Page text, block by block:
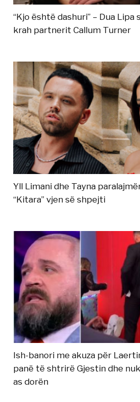
“Kjo është dashuri” – Dua
krah partnerit Callum Turner
Yll Limani dhe Tayna
“Kitara” vjen së shpejti
Ish-banori me akuza për
panë të shtrirë Gjestin dhe
as dorën